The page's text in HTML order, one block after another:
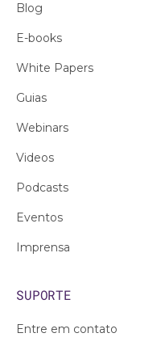
Blog
E-books
White Papers
Guias
Webinars
Videos
Podcasts
Eventos
Imprensa
SUPORTE
Entre em contato